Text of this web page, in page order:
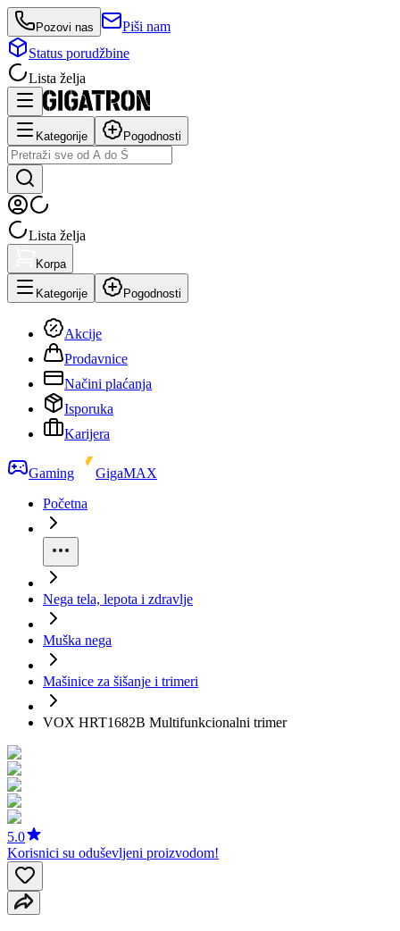
Pozovi nas
Piši nam
Status porudžbine
Lista želja
Kategorije Pogodnosti
Lista želja
Korpa
Kategorije Pogodnosti
Akcije
Prodavnice
Načini plaćanja
Isporuka
Karijera
Gaming
GigaMAX
Početna
Nega tela, lepota i zdravlje
Muška nega
Mašinice za šišanje i trimeri
VOX HRT1682B Multifunkcionalni trimer
5.0
Korisnici su oduševljeni proizvodom!